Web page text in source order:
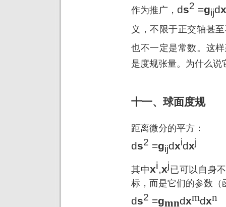
作为推广，ds2 =gijd
义，不限于正交轴甚
也不一定是常数。这
是度规张量。为什么
十一、球面度规
距离微分的平方：
ds2 =gijdxidxj
其中xi,xj已可以自身
标，而是它们的参数（
ds2 =gmndxmdxn